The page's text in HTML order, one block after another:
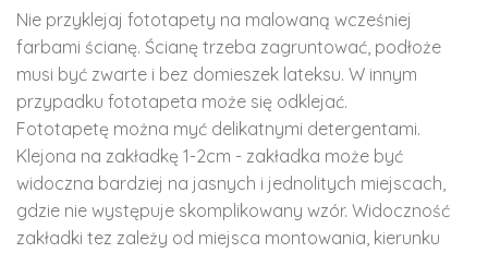
Nie przyklejaj fototapety na malowaną wcześniej
farbami ścianę. Ścianę trzeba zagruntować, podłoże
musi być zwarte i bez domieszek lateksu. W innym
przypadku fototapeta może się odklejać.
Fototapetę można myć delikatnymi detergentami.
Klejona na zakładkę 1-2cm - zakładka może być
widoczna bardziej na jasnych i jednolitych miejscach,
gdzie nie występuje skomplikowany wzór. Widoczność
zakładki tez zależy od miejsca montowania, kierunku